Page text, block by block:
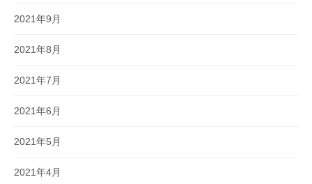
2021年9月
2021年8月
2021年7月
2021年6月
2021年5月
2021年4月